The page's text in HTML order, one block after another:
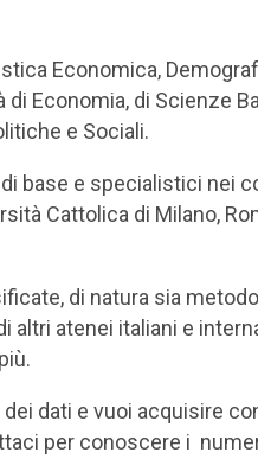
Economica,
Economia, di Scienze
e Sociali.
base e specialistici nei
Cattolica di Milano,
di natura sia
altri atenei italiani e
dati e vuoi acquisire
per conoscere i